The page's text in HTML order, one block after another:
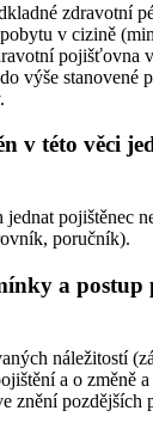
zdravotní
v cizině
pojišťovna
výše stanovené
v této věci
pojištěnec
poručník).
a postup
náležitostí
a o změně
znění pozdějších